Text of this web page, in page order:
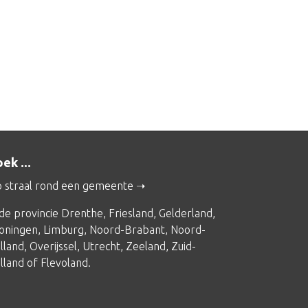
...
straal rond een gemeente
provincie Drenthe, Friesland, Gelderland,
, Limburg, Noord-Brabant, Noord-
, Overijssel, Utrecht, Zeeland, Zuid-
of Flevoland.